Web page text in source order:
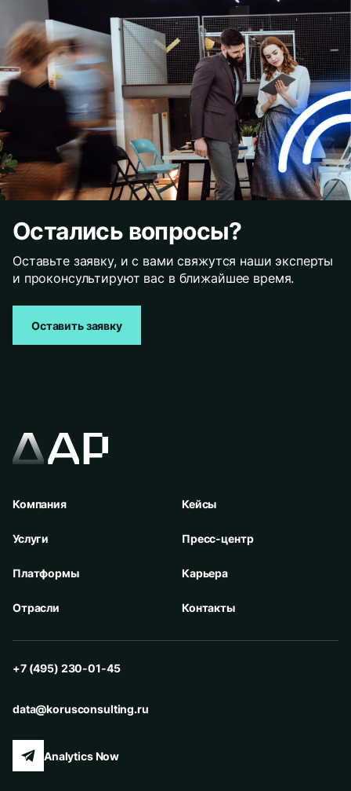
Остались вопросы?
Оставьте заявку, и с вами свяжутся наши эксперты
и проконсультируют вас в ближайшее время.
Оставить заявку
Компания
Услуги
Платформы
Отрасли
Кейсы
Пресс-центр
Карьера
Контакты
+7 (495) 230-01-45
data@korusconsulting.ru
Analytics Now